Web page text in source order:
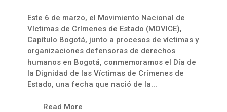
Este 6 de marzo, el Movimiento Nacional de
Víctimas de Crímenes de Estado (MOVICE),
Capítulo Bogotá, junto a procesos de víctimas y
organizaciones defensoras de derechos
humanos en Bogotá, conmemoramos el Día de
la Dignidad de las Víctimas de Crímenes de
Estado, una fecha que nació de la...
Read More